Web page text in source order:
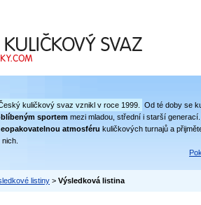
kuličkový svaz vznikl v roce 1999. Od té doby se
sportem mezi mladou, střední i starší
atmosféru kuličkových turnajů a
nich.
listiny > Výsledková listina